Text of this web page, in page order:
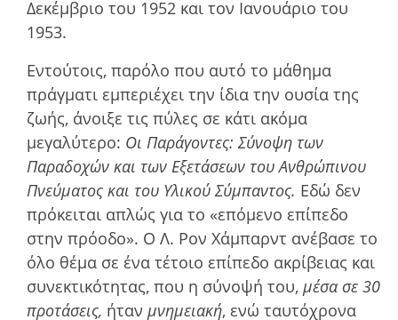
Δεκέµβριο του 1952 και τον Ιανουάριο του
1953.
Εντούτοις, παρόλο που αυτό το µάθηµα
πράγµατι εµπεριέχει την ίδια την ουσία της
ζωής, άνοιξε τις πύλες σε κάτι ακόµα
µεγαλύτερο: Οι Παράγοντες: Σύνοψη των
Παραδοχών και των Εξετάσεων του Ανθρώπινου
Πνεύµατος και του Υλικού Σύµπαντος. Εδώ δεν
πρόκειται απλώς για το «επόµενο επίπεδο
στην πρόοδο». Ο Λ. Ρον Χάμπαρντ ανέβασε το
όλο θέµα σε ένα τέτοιο επίπεδο ακρίβειας και
συνεκτικότητας, που η σύνοψή του, µέσα σε 30
προτάσεις, ήταν µνηµειακή, ενώ ταυτόχρονα